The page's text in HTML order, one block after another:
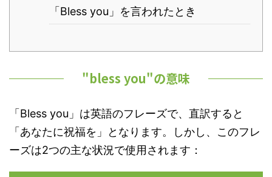
「Bless you」を言われたとき
"bless you"の意味
「Bless you」は英語のフレーズで、直訳すると
「あなたに祝福を」となります。しかし、このフレ
ーズは2つの主な状況で使用されます：